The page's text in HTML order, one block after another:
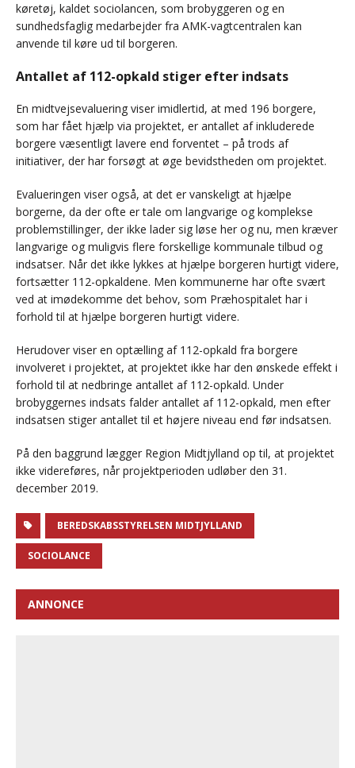
køretøj, kaldet sociolancen, som brobyggeren og en
sundhedsfaglig medarbejder fra AMK-vagtcentralen kan
anvende til køre ud til borgeren.
Antallet af 112-opkald stiger efter indsats
En midtvejsevaluering viser imidlertid, at med 196 borgere,
som har fået hjælp via projektet, er antallet af inkluderede
borgere væsentligt lavere end forventet – på trods af
initiativer, der har forsøgt at øge bevidstheden om projektet.
Evalueringen viser også, at det er vanskeligt at hjælpe
borgerne, da der ofte er tale om langvarige og komplekse
problemstillinger, der ikke lader sig løse her og nu, men kræver
langvarige og muligvis flere forskellige kommunale tilbud og
indsatser. Når det ikke lykkes at hjælpe borgeren hurtigt videre,
fortsætter 112-opkaldene. Men kommunerne har ofte svært
ved at imødekomme det behov, som Præhospitalet har i
forhold til at hjælpe borgeren hurtigt videre.
Herudover viser en optælling af 112-opkald fra borgere
involveret i projektet, at projektet ikke har den ønskede effekt i
forhold til at nedbringe antallet af 112-opkald. Under
brobyggernes indsats falder antallet af 112-opkald, men efter
indsatsen stiger antallet til et højere niveau end før indsatsen.
På den baggrund lægger Region Midtjylland op til, at projektet
ikke videreføres, når projektperioden udløber den 31.
december 2019.
BEREDSKABSSTYRELSEN MIDTJYLLAND
SOCIOLANCE
ANNONCE